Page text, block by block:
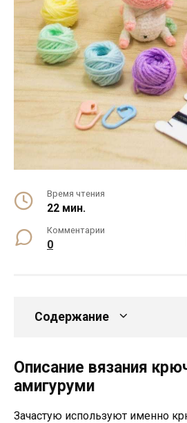
Время чтения
22 мин.
Комментарии
0
Содержание
Описание вязания
амигуруми
Зачастую используют именно